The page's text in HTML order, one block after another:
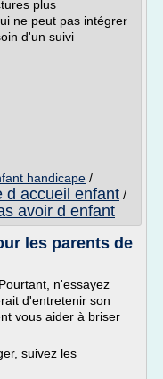
plus
ne peut pas intégrer
d'un suivi
handicape /
d accueil enfant /
avoir d enfant
les parents de
n'essayez
d'entretenir son
vous aider à briser
suivez les